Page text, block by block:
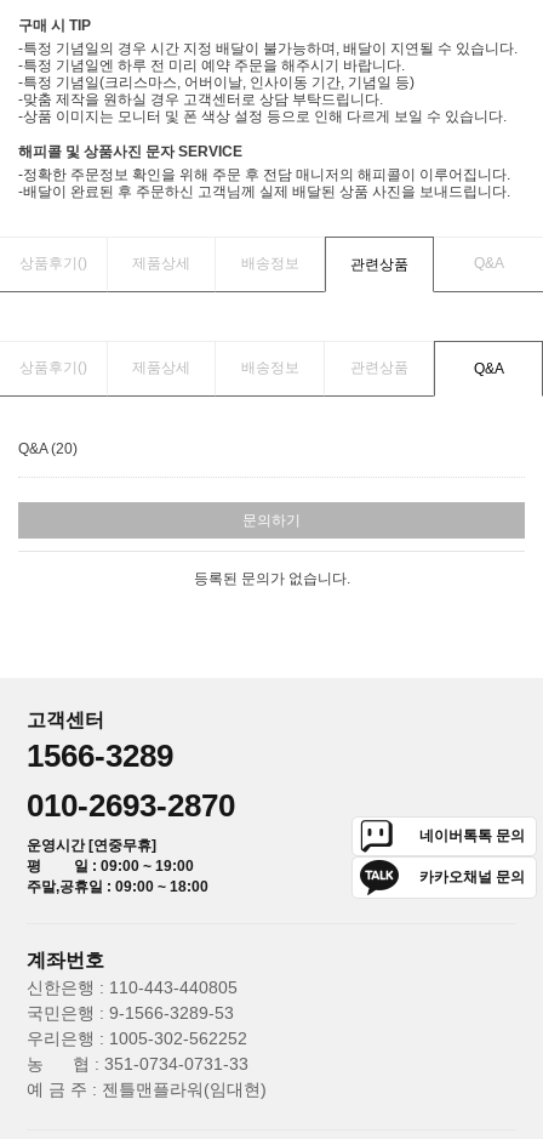
구매 시 TIP
-특정 기념일의 경우 시간 지정 배달이 불가능하며, 배달이 지연될 수 있습니다.
-특정 기념일엔 하루 전 미리 예약 주문을 해주시기 바랍니다.
-특정 기념일(크리스마스, 어버이날, 인사이동 기간, 기념일 등)
-맞춤 제작을 원하실 경우 고객센터로 상담 부탁드립니다.
-상품 이미지는 모니터 및 폰 색상 설정 등으로 인해 다르게 보일 수 있습니다.
해피콜 및 상품사진 문자 SERVICE
-정확한 주문정보 확인을 위해 주문 후 전담 매니저의 해피콜이 이루어집니다.
-배달이 완료된 후 주문하신 고객님께 실제 배달된 상품 사진을 보내드립니다.
상품후기() 제품상세 배송정보 관련상품 Q&A
상품후기() 제품상세 배송정보 관련상품 Q&A
Q&A (20)
문의하기
등록된 문의가 없습니다.
고객센터
1566-3289
010-2693-2870
운영시간 [연중무휴]
평 일 : 09:00 ~ 19:00
주말,공휴일 : 09:00 ~ 18:00
네이버톡톡 문의
카카오채널 문의
계좌번호
신한은행 : 110-443-440805
국민은행 : 9-1566-3289-53
우리은행 : 1005-302-562252
농 협 : 351-0734-0731-33
예 금 주 : 젠틀맨플라워(임대현)